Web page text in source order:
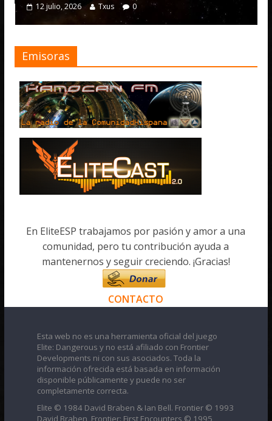
12 julio, 2026 Txus 0
Emisoras
En EliteESP trabajamos por pasión y amor a una
comunidad, pero tu contribución ayuda a
mantenernos y seguir creciendo. ¡Gracias!
CONTACTO
Esta web no es una herramienta oficial del juego
Elite: Dangerous y no está afiliado con Frontier
Developments ni con sus asociados. Toda la
información ofrecida está basada en información
disponible públicamente y puede no ser
completamente correcta.
Elite © 1984 David Braben & Ian Bell. Frontier © 1993
David Braben, Frontier: First Encounters © 1995